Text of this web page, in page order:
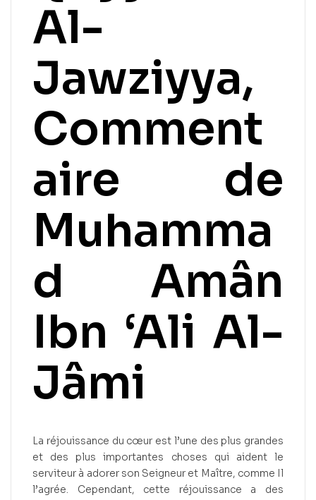
Al-
Jawziyya,
Comment
aire de
Muhamma
d Amân
Ibn ‘Ali Al-
Jâmi
La réjouissance du cœur est l’une des plus grandes
et des plus importantes choses qui aident le
serviteur à adorer son Seigneur et Maître, comme Il
l’agrée. Cependant, cette réjouissance a des